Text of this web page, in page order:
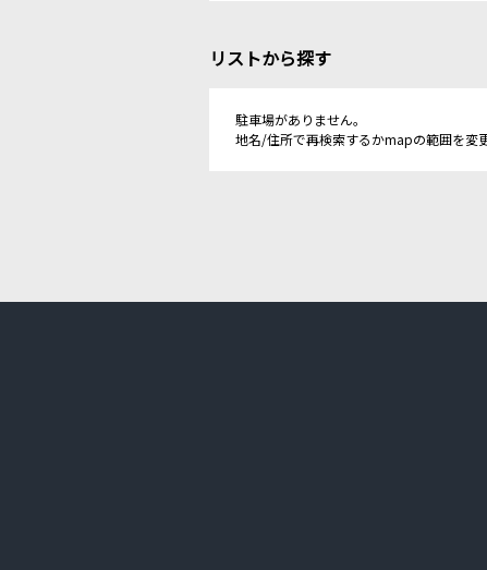
リストから探す
駐車場がありません。
地名/住所で再検索するかmapの範囲を変